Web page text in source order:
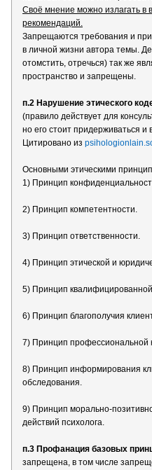
Своё мнение можно излагать в
рекомендаций.
Запрещаются требования и
в личной жизни автора темы.
отомстить, отречься) так же
пространство и запрещены.
п.2 Нарушение этического
(правило действует для
но его стоит придерживаться
Цитировано из
Основными этическими
1) Принцип
2) Принцип компетентности.
3) Принцип ответственности.
4) Принцип этической и
5) Принцип
6) Принцип благополучия
7) Принцип профессиональной
8) Принцип информирования
обследования.
9) Принцип морально-
действий психолога.
п.3 Профанация базовых
запрещена, в том числе